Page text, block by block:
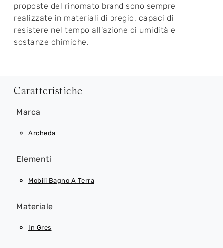
proposte del rinomato brand sono sempre
realizzate in materiali di pregio, capaci di
resistere nel tempo all'azione di umidità e
sostanze chimiche.
Caratteristiche
Marca
Archeda
Elementi
Mobili Bagno A Terra
Materiale
In Gres